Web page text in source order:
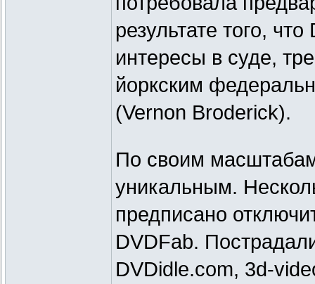
результате того,
интересы в суде,
йоркским
(Vernon Broderick).
По своим
уникальным.
предписано
DVDFab.
DVDidle.com, 3d-